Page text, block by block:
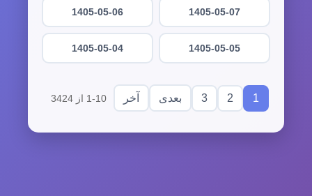
1405-05-07
1405-05-06
1405-05-05
1405-05-04
1
2
3 بعدی آخر 1-10 از 3424